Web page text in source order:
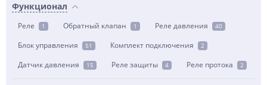
Функционал
Реле 1 Обратный клапан 1 Реле давления 40
Блок управления 51 Комплект подключения 2
Датчик давления 15 Реле защиты 4 Реле протока 2